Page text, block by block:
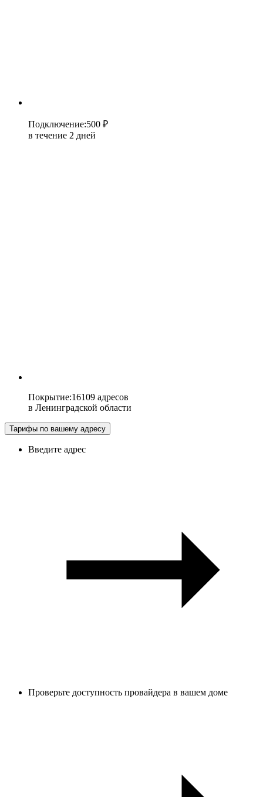
Подключение:500 ₽
в течение 2 дней
Покрытие:16109 адресов
в Ленинградской области
Тарифы по вашему адресу
Введите адрес
Проверьте доступность провайдера в вашем доме